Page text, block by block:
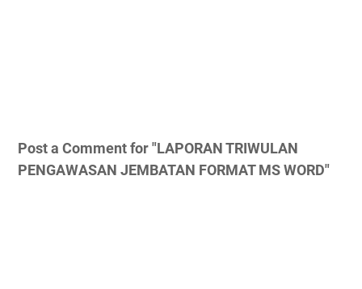
Post a Comment for "LAPORAN TRIWULAN
PENGAWASAN JEMBATAN FORMAT MS WORD"